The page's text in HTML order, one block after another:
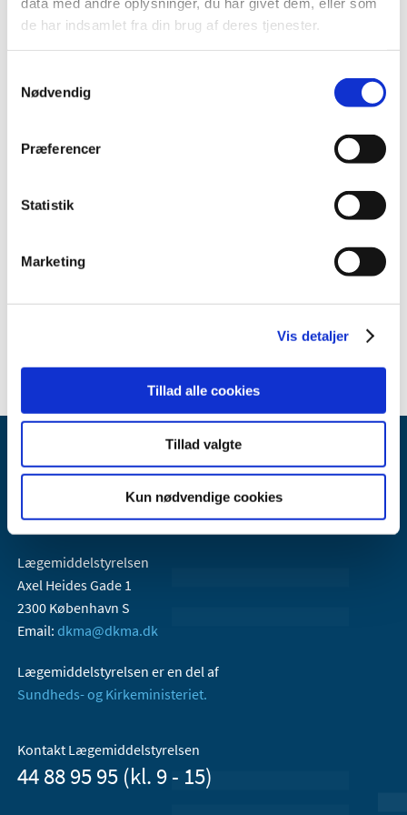
de har indsamlet fra din brug af deres tjenester.
Nødvendig
Præferencer
Statistik
Marketing
Vis detaljer
Tillad alle cookies
Tillad valgte
Kun nødvendige cookies
2015 (31)
2014 (44)
2012 (44)
2007 (3)
marts (1)
2006 (9)
Lægemiddelstyrelsen
Axel Heides Gade 1
2300 København S
Email: dkma@dkma.dk
Lægemiddelstyrelsen er en del af
Sundheds- og Kirkeministeriet.
Kontakt Lægemiddelstyrelsen
44 88 95 95 (kl. 9 - 15)